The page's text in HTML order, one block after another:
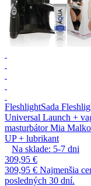
FleshlightSada
Universal Launch +
masturbátor Mia
UP + lubrikant
Na sklade: 5-7 dni
309,95 €
309,95 € Najmenšia
posledných 30 dní.